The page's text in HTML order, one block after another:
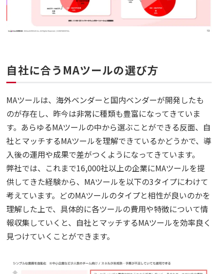
自社に合うMAツールの選び方
MAツールは、海外ベンダーと国内ベンダーが開発したも
のが存在し、昨今は非常に種類も豊富になってきていま
す。あらゆるMAツールの中から選ぶことができる反面、自
社とマッチするMAツールを理解できているかどうかで、導
入後の運用や成果で差がつくようになってきています。
弊社では、これまで16,000社以上の企業にMAツールを提
供してきた経験から、MAツールを以下の3タイプにわけて
考えています。どのMAツールのタイプと相性が良いのかを
理解した上で、具体的に各ツールの費用や特徴について情
報収集していくと、自社とマッチするMAツールを効率良く
見つけていくことができます。